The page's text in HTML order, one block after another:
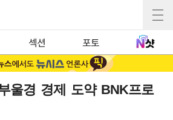
섹션 포토
울경 경제 도약 BNK프로